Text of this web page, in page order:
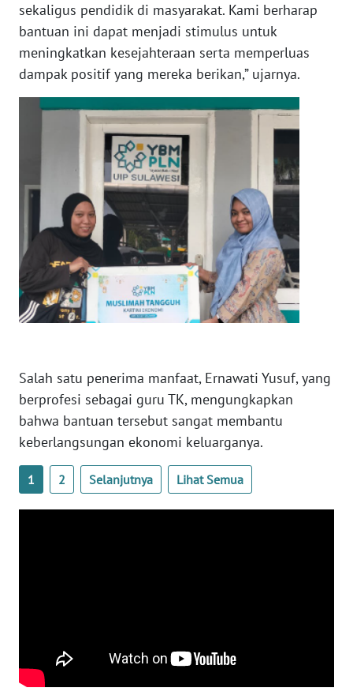
sekaligus pendidik di masyarakat. Kami berharap
bantuan ini dapat menjadi stimulus untuk
meningkatkan kesejahteraan serta memperluas
dampak positif yang mereka berikan,” ujarnya.
Salah satu penerima manfaat, Ernawati Yusuf, yang
berprofesi sebagai guru TK, mengungkapkan
bahwa bantuan tersebut sangat membantu
keberlangsungan ekonomi keluarganya.
1 2 Selanjutnya Lihat Semua
WN
BABEL
SUMBAR
WN
BENGKULU
WN
LAMPUNG
WN
WN
NUSANTARA
WN
WN
JATIM
KALTENG